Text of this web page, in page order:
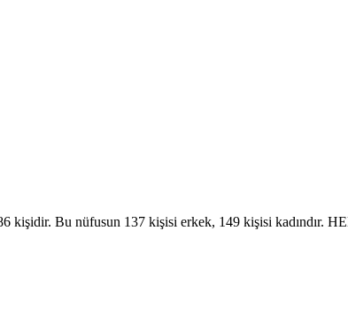
Bu nüfusun 137 kişisi erkek, 149 kişisi kadındır.